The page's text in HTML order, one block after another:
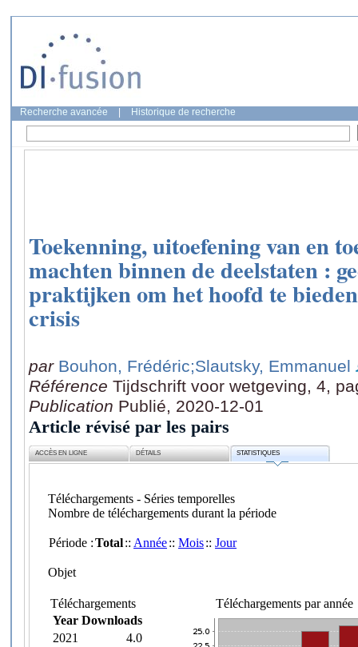
Recherche avancée Historique de recherche
Toekenning, uitoefening van en
machten binnen de deelstaten :
praktijken om het hoofd te
crisis
par Bouhon, Frédéric;Slautsky, Emmanuel
Référence Tijdschrift voor wetgeving, 4,
Publication Publié, 2020-12-01
Article révisé par les pairs
ACCÈS EN LIGNE DÉTAILS STATISTIQUES